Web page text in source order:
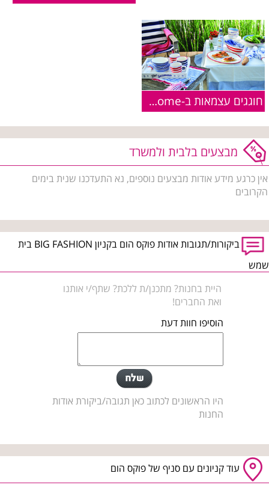
חוגגים עצמאות ב-FOXhome
מבצעים בלבית ולמשרד
אין כרגע מידע אודות מבצעים נוספים, נא התעדכנו שנית בימים
הקרובים
ביקורות/תגובות אודות פוקס הום בקניון BIG FASHION בית
שמש
היית בחנות? מתכנן/ת ללכת? שתף/י אותנו
ואת החברים!
הוסיפו חוות דעת
היו הראשונים לכתוב כאן תגובה/ביקורת אודות
החנות
עוד קניונים עם סניף של פוקס הום